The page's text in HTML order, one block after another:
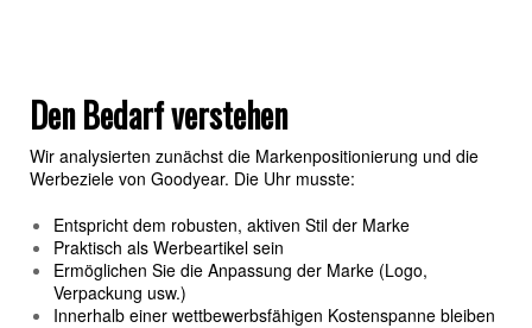
Den Bedarf verstehen
Wir analysierten zunächst die Markenpositionierung und die
Werbeziele von Goodyear. Die Uhr musste:
Entspricht dem robusten, aktiven Stil der Marke
Praktisch als Werbeartikel sein
Ermöglichen Sie die Anpassung der Marke (Logo,
Verpackung usw.)
Innerhalb einer wettbewerbsfähigen Kostenspanne bleiben